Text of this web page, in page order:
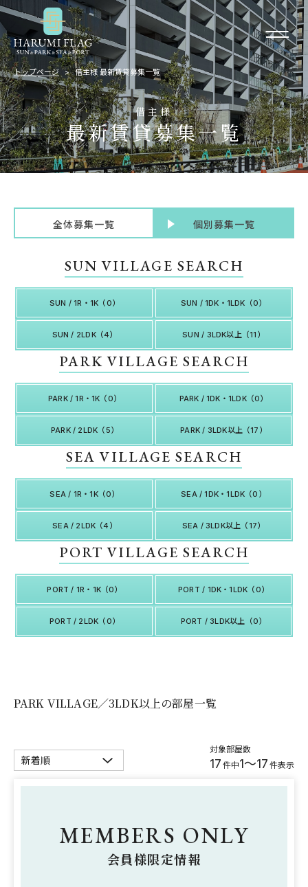
トップページ 借主様 最新賃貸募集一覧
借主様
最新賃貸募集一覧
全体募集一覧 個別募集一覧
SUN VILLAGE SEARCH
SUN / 1R・1K（0） SUN / 1DK・1LDK（0）
SUN / 2LDK（4） SUN / 3LDK以上（11）
PARK VILLAGE SEARCH
PARK / 1R・1K（0） PARK / 1DK・1LDK（0）
PARK / 2LDK（5） PARK / 3LDK以上（17）
SEA VILLAGE SEARCH
SEA / 1R・1K（0） SEA / 1DK・1LDK（0）
SEA / 2LDK（4） SEA / 3LDK以上（17）
PORT VILLAGE SEARCH
PORT / 1R・1K（0） PORT / 1DK・1LDK（0）
PORT / 2LDK（0） PORT / 3LDK以上（0）
PARK VILLAGE／3LDK以上の部屋一覧
対象部屋数
17 件中1～17 件表示
MEMBERS ONLY
会員様限定情報